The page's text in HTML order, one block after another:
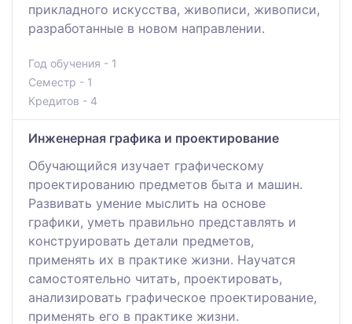
прикладного искусства, живописи, живописи,
разработанные в новом направлении.
Год обучения - 1
Семестр - 1
Кредитов - 4
Инженерная графика и проектирование
Обучающийся изучает графическому
проектированию предметов быта и машин.
Развивать умение мыслить на основе
графики, уметь правильно представлять и
конструировать детали предметов,
применять их в практике жизни. Научатся
самостоятельно читать, проектировать,
анализировать графическое проектирование,
применять его в практике жизни.